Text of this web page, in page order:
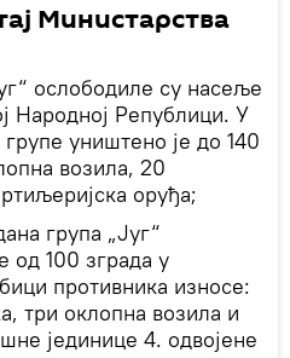
Министарства
ослободиле су насеље
Народној Републици. У
уништено је до 140
возила, 20
оруђа;
група „Југ“
од 100 зграда у
противника износе:
три оклопна возила и
јединице 4. одвојене